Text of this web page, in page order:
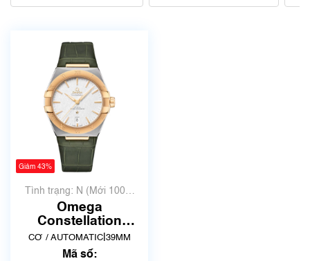
Giảm 43%
Tình trạng: N (Mới 100%
chưa qua sử dụng)
Omega
Constellation
131.23.39.20.02.002
| New Full box
CƠ / AUTOMATIC| 39MM
Mã số: